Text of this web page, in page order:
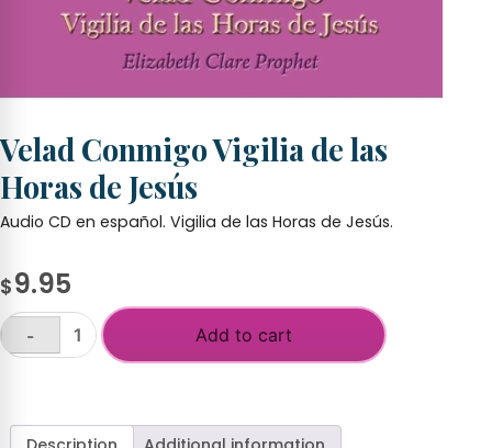
Velad Conmigo Vigilia de las
Horas de Jesús
Audio CD en español. Vigilia de las Horas de Jesús.
$9.95
Velad
-
Add to cart